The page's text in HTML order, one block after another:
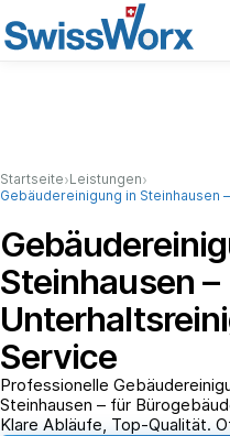
Startseite›Leistungen›
Gebäudereinigung in Steinhausen
Steinhausen –
Service
Professionelle
Steinhausen – für
Klare Abläufe, Top-Qualität.